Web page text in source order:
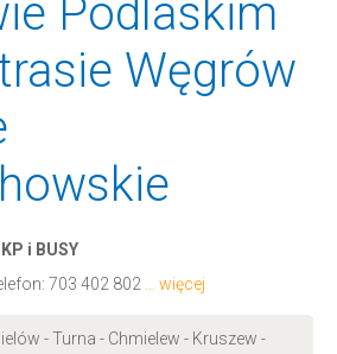
Podlaskim
Węgrów
i BUSY
703 402 802 ... więcej
- Turna - Chmielew - Kruszew -